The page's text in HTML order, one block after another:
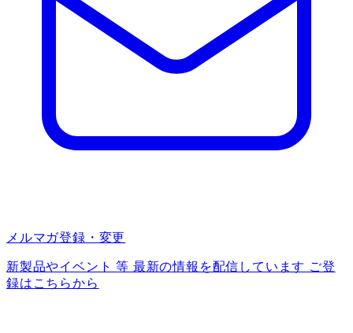
メルマガ登録・変更
新製品やイベント 等 最新の情報を配信しています ご登
録はこちらから